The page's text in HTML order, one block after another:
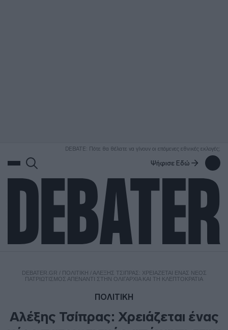
DEBATE: Πότε θα θέλατε να γίνουν οι επόμενες εθνικές εκλογές;
Ψήφισε Εδώ
DEBATER.GR / ΠΟΛΙΤΙΚΗ / ΑΛΈΞΗΣ ΤΣΊΠΡΑΣ: ΧΡΕΙΆΖΕΤΑΙ ΈΝΑΣ ΝΈΟΣ
ΠΑΤΡΙΩΤΙΣΜΌΣ ΑΠΈΝΑΝΤΙ ΣΤΗΝ ΟΛΙΓΑΡΧΊΑ ΚΑΙ ΤΗ ΚΛΕΠΤΟΚΡΑΤΊΑ
ΠΟΛΙΤΙΚΗ
Αλέξης Τσίπρας: Χρειάζεται ένας